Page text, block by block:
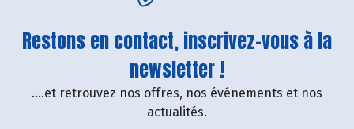
Restons en contact, inscrivez-vous à la
newsletter !
....et retrouvez nos offres, nos événements et nos
actualités.